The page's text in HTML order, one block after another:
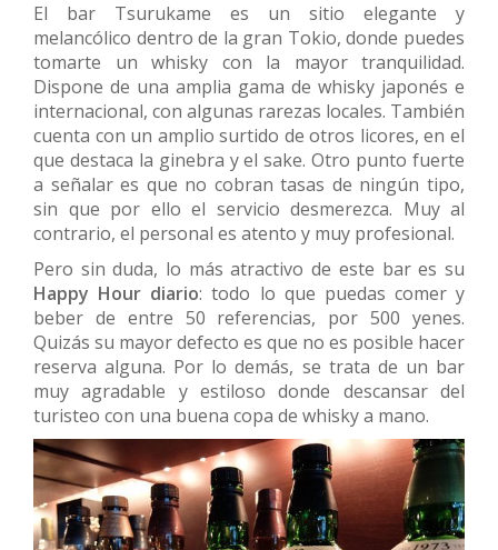
El bar Tsurukame es un sitio elegante y
melancólico dentro de la gran Tokio, donde puedes
tomarte un whisky con la mayor tranquilidad.
Dispone de una amplia gama de whisky japonés e
internacional, con algunas rarezas locales. También
cuenta con un amplio surtido de otros licores, en el
que destaca la ginebra y el sake. Otro punto fuerte
a señalar es que no cobran tasas de ningún tipo,
sin que por ello el servicio desmerezca. Muy al
contrario, el personal es atento y muy profesional.
Pero sin duda, lo más atractivo de este bar es su
Happy Hour diario: todo lo que puedas comer y
beber de entre 50 referencias, por 500 yenes.
Quizás su mayor defecto es que no es posible hacer
reserva alguna. Por lo demás, se trata de un bar
muy agradable y estiloso donde descansar del
turisteo con una buena copa de whisky a mano.